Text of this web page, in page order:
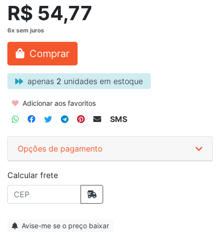
R$ 54,77
Comprar
apenas 2 unidades em estoque
Adicionar aos favoritos
SMS
Opções de pagamento
Calcular frete
Avise-me se o preço baixar